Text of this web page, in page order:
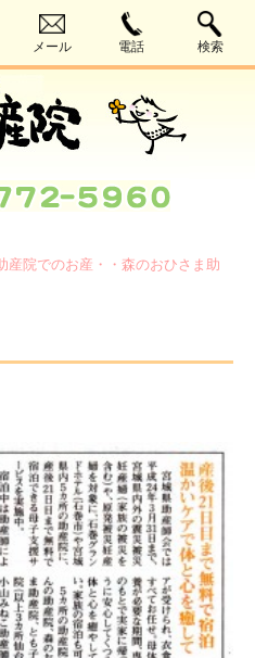
メール 電話 検索
産院でのお産・・森のおひさま助